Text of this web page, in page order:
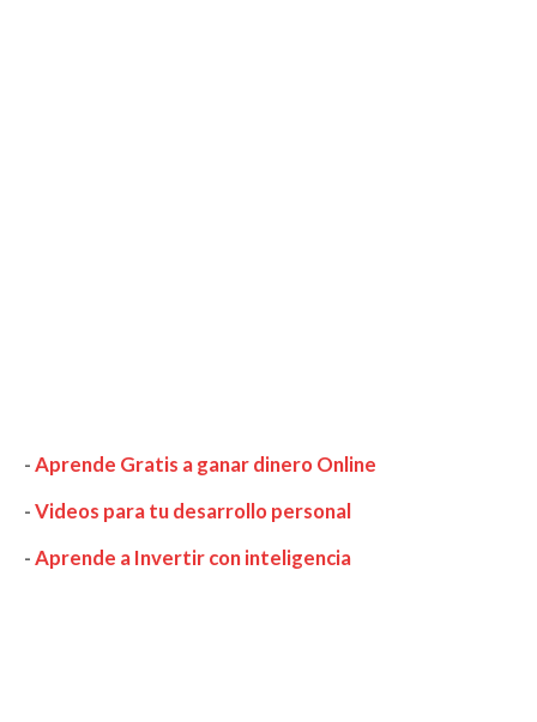
-Aprende Gratis a ganar dinero Online
-Videos para tu desarrollo personal
-Aprende a Invertir con inteligencia